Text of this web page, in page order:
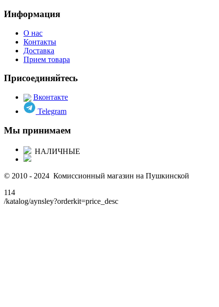
Информация
О нас
Контакты
Доставка
Прием товара
Присоединяйтесь
Вконтакте
Telegram
Мы принимаем
НАЛИЧНЫЕ
© 2010 - 2024 Комиссионный магазин на Пушкинской
114
/katalog/aynsley?orderkit=price_desc